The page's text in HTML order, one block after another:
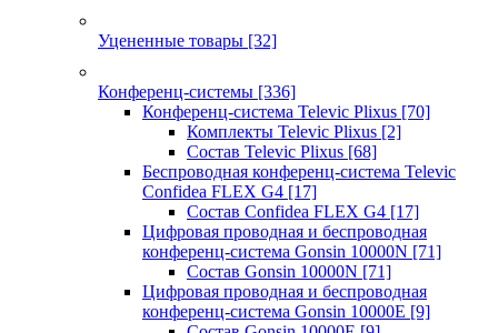
Уцененные товары [32]
Конференц-системы [336]
Конференц-система Televic Plixus [70]
Комплекты Televic Plixus [2]
Состав Televic Plixus [68]
Беспроводная конференц-система Televic
Confidea FLEX G4 [17]
Состав Confidea FLEX G4 [17]
Цифровая проводная и беспроводная
конференц-система Gonsin 10000N [71]
Состав Gonsin 10000N [71]
Цифровая проводная и беспроводная
конференц-система Gonsin 10000E [9]